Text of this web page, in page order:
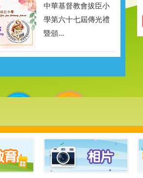
中華基督教會拔臣小
學第六十七屆傳光禮
暨頒...